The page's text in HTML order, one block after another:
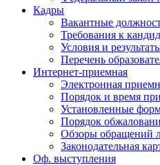
Кадры
Вакантные
Требования к
Условия и
Перечень
Интернет-приемная
Электронная
Порядок и время
Установленные
Порядок
Обзоры обращений
Законодательная
Оф. выступления